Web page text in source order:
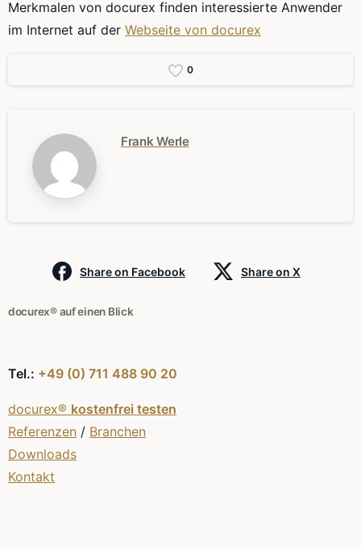
Merkmalen von docurex finden interessierte Anwender
im Internet auf der Webseite von docurex
0
Frank Werle
Share on Facebook Share on X
docurex® auf einen Blick
Tel.: +49 (0) 711 488 90 20
docurex® kostenfrei testen
Referenzen / Branchen
Downloads
Kontakt